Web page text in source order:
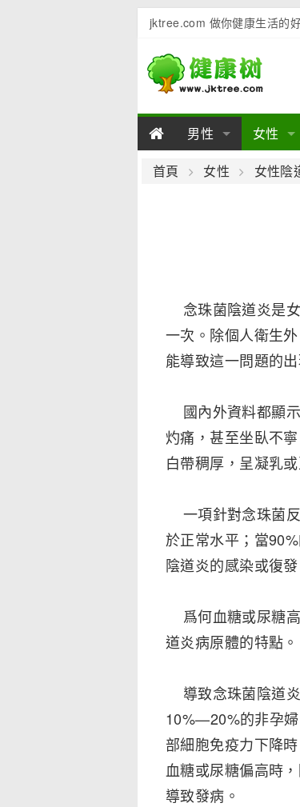
jktree.com 做你健康生活的
男性
男性陽痿
男性早
女性
女性乳
首頁 女性 女性陰
念珠菌陰道炎是
一次。除個人衛生
能導致這一問題的
國內外資料都顯
灼痛，甚至坐臥不
白帶稠厚，呈凝乳
一項針對念珠菌
於正常水平；當
陰道炎的感染或復
爲何血糖或尿糖
道炎病原體的特點。
導致念珠菌陰道
10%—20%的非孕
部細胞免疫力下降
血糖或尿糖偏高時
導致發病。